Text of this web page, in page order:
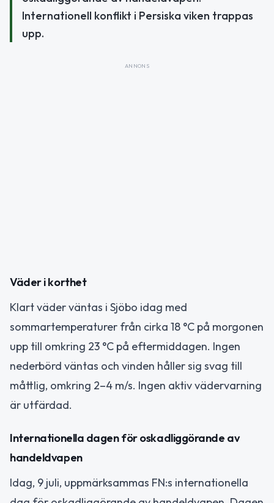
Internationell konflikt i Persiska viken trappas
upp.
ANNONS
Väder i korthet
Klart väder väntas i Sjöbo idag med
sommartemperaturer från cirka 18 °C på morgonen
upp till omkring 23 °C på eftermiddagen. Ingen
nederbörd väntas och vinden håller sig svag till
måttlig, omkring 2–4 m/s. Ingen aktiv vädervarning
är utfärdad.
Internationella dagen för oskadliggörande av
handeldvapen
Idag, 9 juli, uppmärksammas FN:s internationella